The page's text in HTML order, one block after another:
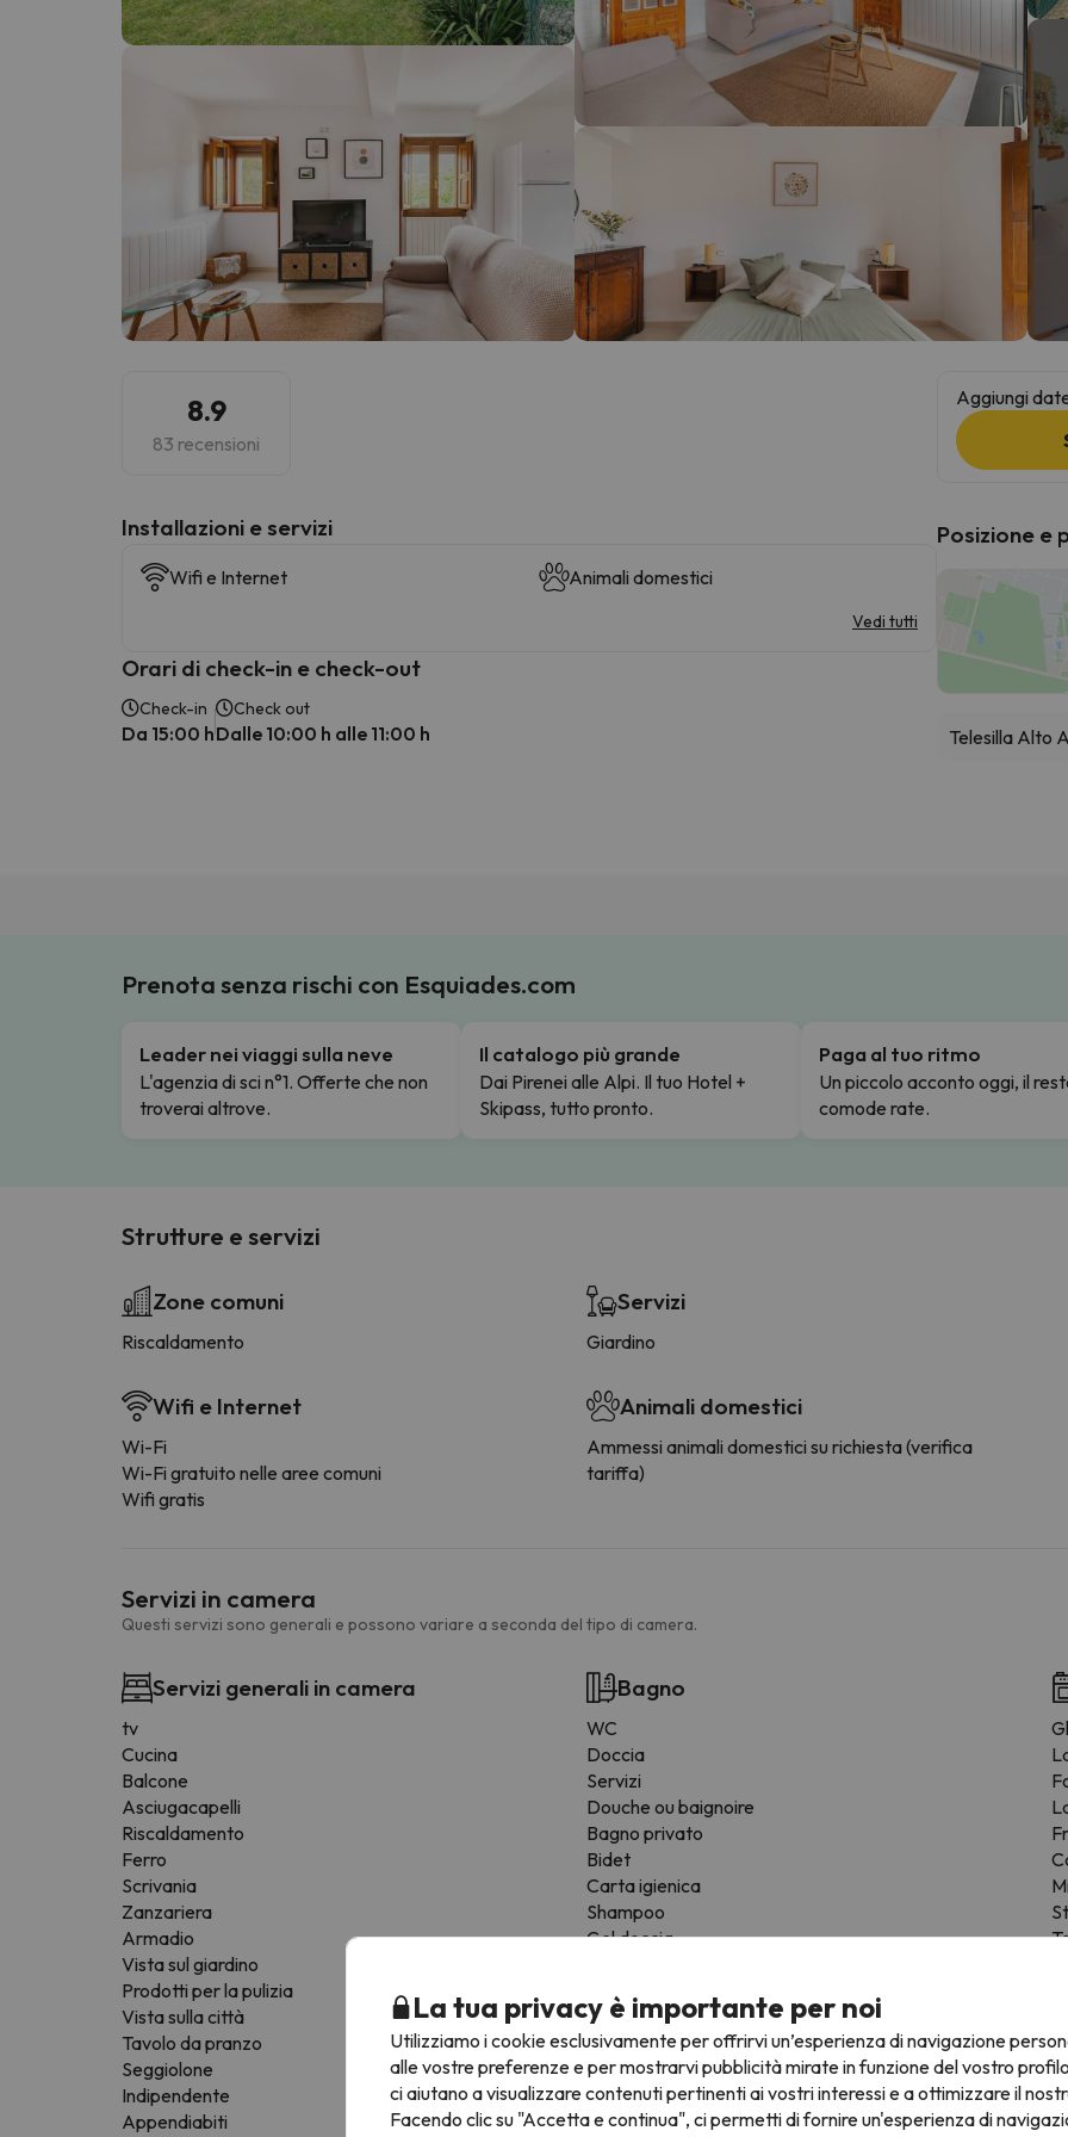
Sembra che il nostro ricercatore abbia perso la strada. Non appena troverà la bussola, tornerà.
8.9
83 recensioni
Installazioni e servizi
Wifi e Internet Animali domestici
Vedi tutti
Orari di check-in e check-out
Check-in
Da 15:00 h
Check out
Dalle 10:00 h alle 11:00 h
Aggiungi
Posizione e
Telesilla Alto
Prenota senza rischi con Esquiades.com
Leader nei viaggi sulla neve
L'agenzia di sci n°1. Offerte che non
troverai altrove.
Il catalogo più grande
Dai Pirenei alle Alpi. Il tuo Hotel +
Skipass, tutto pronto.
Paga al tuo ritmo
Un piccolo acconto oggi, il
comode rate.
Strutture e servizi
Zone comuni
Riscaldamento
Wifi e Internet
Wi-Fi
Wi-Fi gratuito nelle aree comuni
Wifi gratis
Servizi
Giardino
Animali domestici
Ammessi animali domestici su richiesta (verifica
tariffa)
Servizi in camera
Questi servizi sono generali e possono variare a seconda del tipo di camera.
Servizi generali in camera
tv
Cucina
Balcone
Asciugacapelli
Riscaldamento
Ferro
Scrivania
Zanzariera
Armadio
Vista sul giardino
Prodotti per la pulizia
Vista sulla città
Tavolo da pranzo
Seggiolone
Indipendente
Appendiabiti
Bagno
WC
Doccia
Servizi
Douche ou baignoire
Bagno privato
Bidet
Carta igienica
Shampoo
Gel doccia
La tua privacy è importante per noi
Utilizziamo i cookie esclusivamente per offrirvi un’esperienza di navigazione
alle vostre preferenze e per mostrarvi pubblicità mirate in funzione del vostro
ci aiutano a visualizzare contenuti pertinenti ai vostri interessi e a ottimizzare il
Facendo clic su "Accetta e continua", ci permetti di fornire un'esperienza di